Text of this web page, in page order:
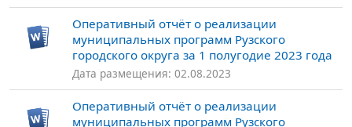
Оперативный отчёт о реализации
муниципальных программ Рузского
городского округа за 1 полугодие 2023 года
Дата размещения: 02.08.2023
Оперативный отчёт о реализации
муниципальных программ Рузского